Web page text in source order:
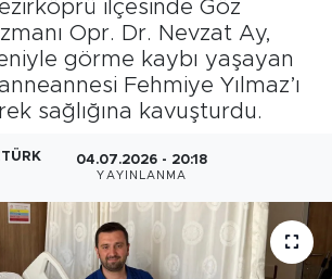
ilçesinde Göz
Opr. Dr. Nevzat Ay,
görme kaybı yaşayan
Fehmiye Yılmaz’ı
sağlığına kavuşturdu.
04.07.2026 - 20:18
YAYINLANMA
Haberleri